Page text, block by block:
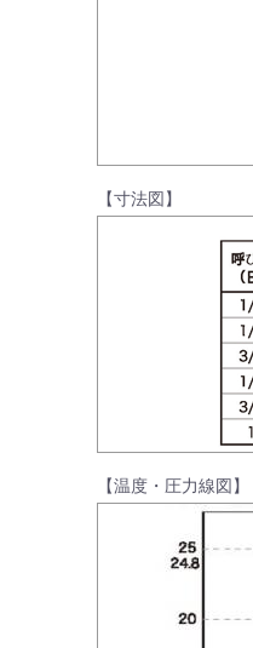
バルブと継手のきほん
ログイン
【寸法図】
【温度・圧力線図】